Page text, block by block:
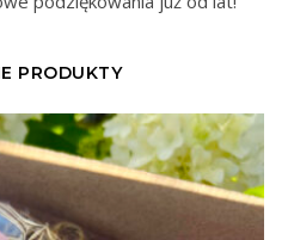
PRODUKTY